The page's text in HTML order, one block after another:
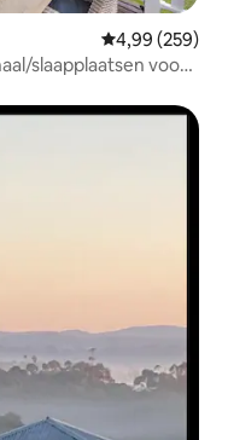
Gemiddelde
4,99 (259)
slaapplaatsen voor